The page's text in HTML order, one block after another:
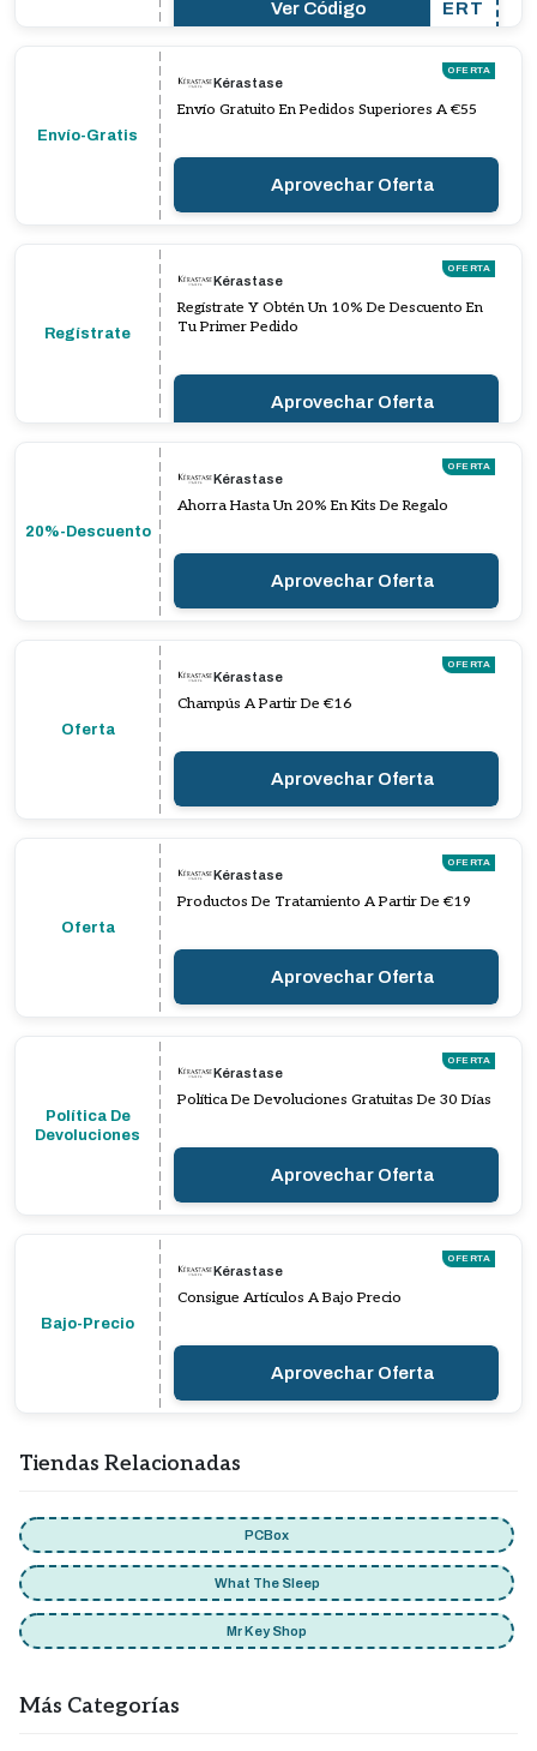
Ver Código ERT
Envío-Gratis
OFERTA
Kérastase
Envío Gratuito En Pedidos Superiores A €55
Aprovechar Oferta
Regístrate
OFERTA
Kérastase
Regístrate Y Obtén Un 10% De Descuento En
Tu Primer Pedido
Aprovechar Oferta
20%-Descuento
OFERTA
Kérastase
Ahorra Hasta Un 20% En Kits De Regalo
Aprovechar Oferta
Oferta
OFERTA
Kérastase
Champús A Partir De €16
Aprovechar Oferta
Oferta
OFERTA
Kérastase
Productos De Tratamiento A Partir De €19
Aprovechar Oferta
Política De
Devoluciones
OFERTA
Kérastase
Política De Devoluciones Gratuitas De 30 Días
Aprovechar Oferta
Bajo-Precio
OFERTA
Kérastase
Consigue Artículos A Bajo Precio
Aprovechar Oferta
Tiendas Relacionadas
PCBox
What The Sleep
Mr Key Shop
Más Categorías